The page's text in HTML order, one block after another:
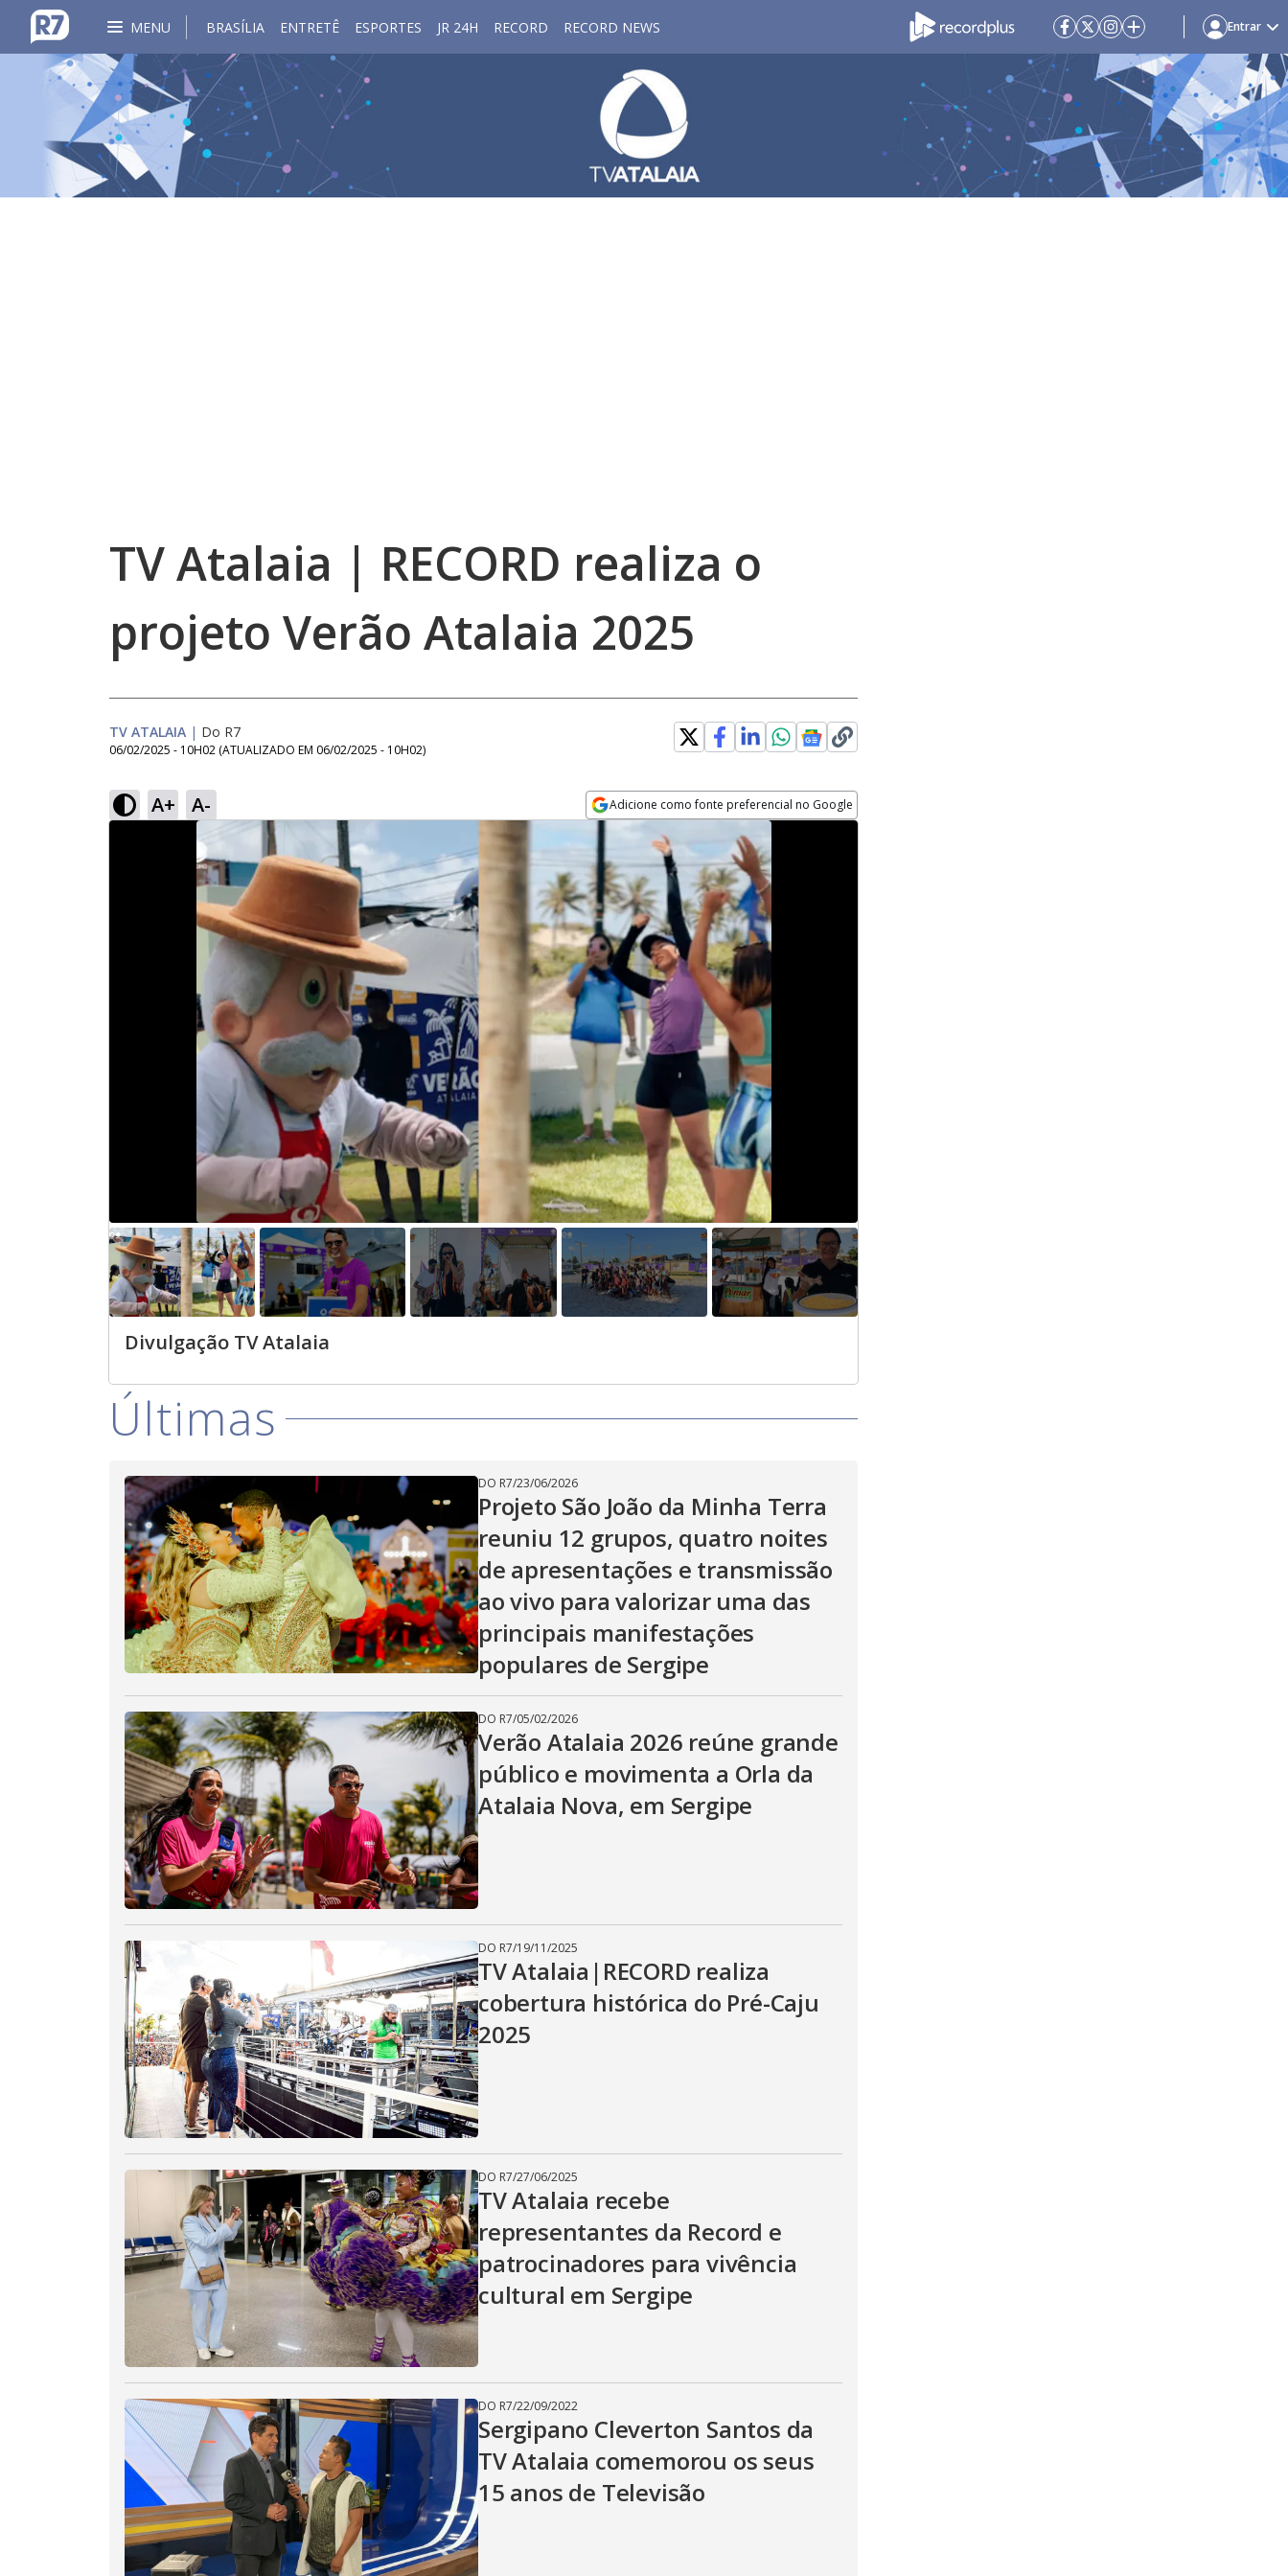
MENU BRASÍLIA ENTRETÊ ESPORTES JR 24H RECORD RECORD NEWS Entrar
TV Atalaia | RECORD realiza o
projeto Verão Atalaia 2025
TV ATALAIA | Do R7
06/02/2025 - 10H02 (ATUALIZADO EM 06/02/2025 - 10H02)
A+ A- Adicione como fonte preferencial no Google
Opens in new window
Divulgação TV Atalaia
Últimas
DO R7/23/06/2026
Projeto São João da Minha Terra
reuniu 12 grupos, quatro noites
de apresentações e transmissão
ao vivo para valorizar uma das
principais manifestações
populares de Sergipe
DO R7/05/02/2026
Verão Atalaia 2026 reúne grande
público e movimenta a Orla da
Atalaia Nova, em Sergipe
DO R7/19/11/2025
TV Atalaia|RECORD realiza
cobertura histórica do Pré-Caju
2025
DO R7/27/06/2025
TV Atalaia recebe
representantes da Record e
patrocinadores para vivência
cultural em Sergipe
DO R7/22/09/2022
Sergipano Cleverton Santos da
TV Atalaia comemorou os seus
15 anos de Televisão